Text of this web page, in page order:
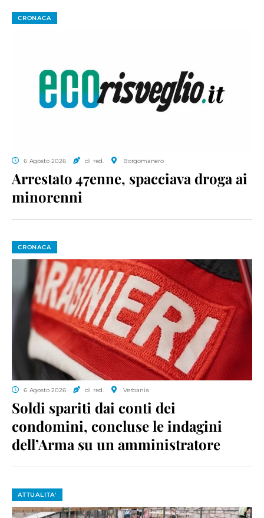
CRONACA
6 Agosto 2026 di red. Borgomanero
Arrestato 47enne, spacciava droga ai
minorenni
CRONACA
6 Agosto 2026 di red. Verbania
Soldi spariti dai conti dei
condomini, concluse le indagini
dell’Arma su un amministratore
ATTUALITA'